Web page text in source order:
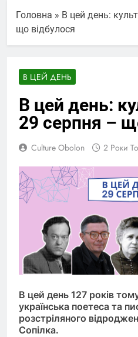
Головна » В цей день:
що відбулося
В ЦЕЙ ДЕНЬ
В цей день:
29 серпня –
Culture Obolon 2 Роки
В цей день 127 років
українська поетеса та
розстріляного
Сопілка.